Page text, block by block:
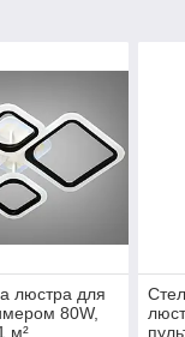
люстра для
80W,
м²